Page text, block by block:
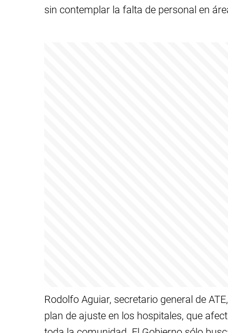
sin contemplar la falta de personal en
Rodolfo Aguiar, secretario general de
plan de ajuste en los hospitales, que